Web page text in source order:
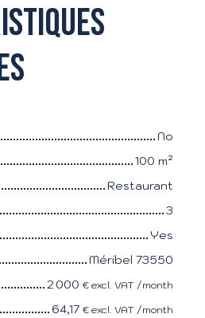
No
100 m²
Restaurant
3
Yes
Méribel 73550
2 000 € excl. VAT /month
64,17 € excl. VAT /month